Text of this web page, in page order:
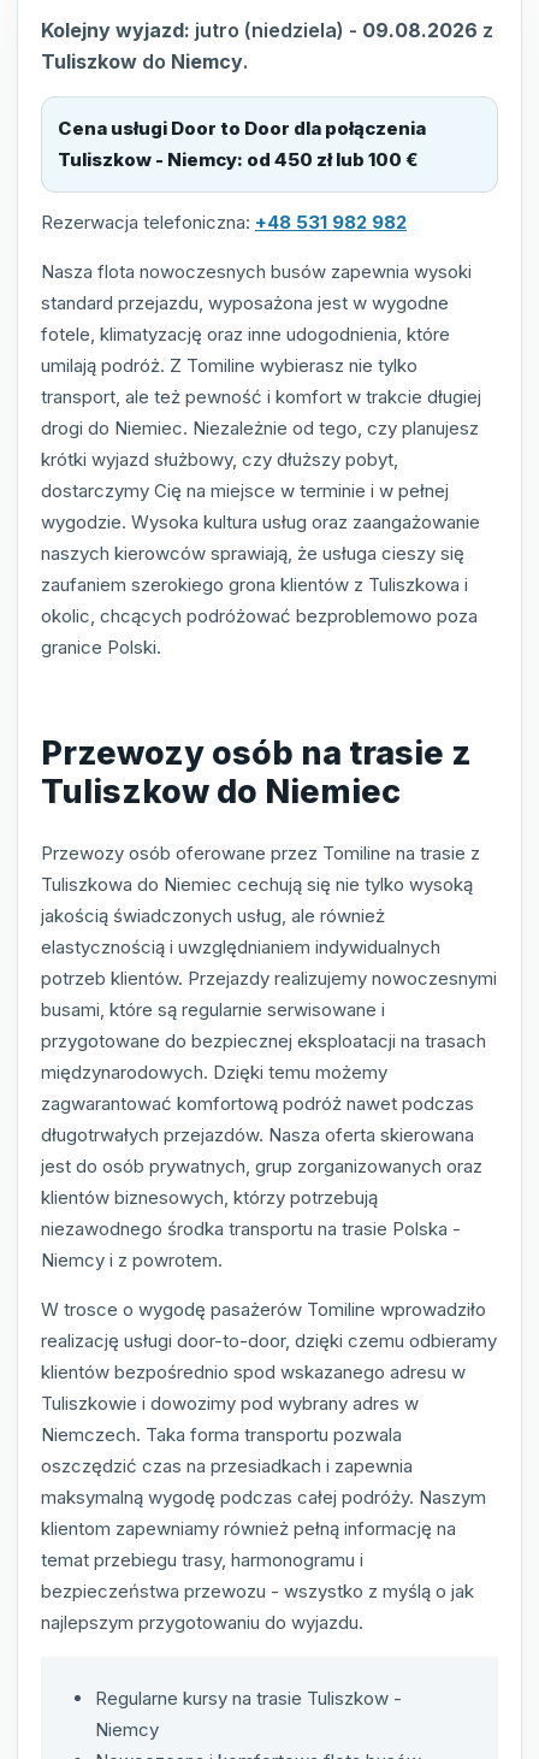
Kolejny wyjazd: jutro (niedziela) - 09.08.2026 z
Tuliszkow do Niemcy.
Cena usługi Door to Door dla połączenia
Tuliszkow - Niemcy: od 450 zł lub 100 €
Rezerwacja telefoniczna: +48 531 982 982
Nasza flota nowoczesnych busów zapewnia wysoki
standard przejazdu, wyposażona jest w wygodne
fotele, klimatyzację oraz inne udogodnienia, które
umilają podróż. Z Tomiline wybierasz nie tylko
transport, ale też pewność i komfort w trakcie długiej
drogi do Niemiec. Niezależnie od tego, czy planujesz
krótki wyjazd służbowy, czy dłuższy pobyt,
dostarczymy Cię na miejsce w terminie i w pełnej
wygodzie. Wysoka kultura usług oraz zaangażowanie
naszych kierowców sprawiają, że usługa cieszy się
zaufaniem szerokiego grona klientów z Tuliszkowa i
okolic, chcących podróżować bezproblemowo poza
granice Polski.
Przewozy osób na trasie z
Tuliszkow do Niemiec
Przewozy osób oferowane przez Tomiline na trasie z
Tuliszkowa do Niemiec cechują się nie tylko wysoką
jakością świadczonych usług, ale również
elastycznością i uwzględnianiem indywidualnych
potrzeb klientów. Przejazdy realizujemy nowoczesnymi
busami, które są regularnie serwisowane i
przygotowane do bezpiecznej eksploatacji na trasach
międzynarodowych. Dzięki temu możemy
zagwarantować komfortową podróż nawet podczas
długotrwałych przejazdów. Nasza oferta skierowana
jest do osób prywatnych, grup zorganizowanych oraz
klientów biznesowych, którzy potrzebują
niezawodnego środka transportu na trasie Polska -
Niemcy i z powrotem.
W trosce o wygodę pasażerów Tomiline wprowadziło
realizację usługi door-to-door, dzięki czemu odbieramy
klientów bezpośrednio spod wskazanego adresu w
Tuliszkowie i dowozimy pod wybrany adres w
Niemczech. Taka forma transportu pozwala
oszczędzić czas na przesiadkach i zapewnia
maksymalną wygodę podczas całej podróży. Naszym
klientom zapewniamy również pełną informację na
temat przebiegu trasy, harmonogramu i
bezpieczeństwa przewozu - wszystko z myślą o jak
najlepszym przygotowaniu do wyjazdu.
Regularne kursy na trasie Tuliszkow -
Niemcy